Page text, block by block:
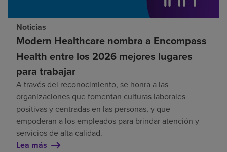
Noticias
Modern Healthcare nombra a Encompass
Health entre los 2026 mejores lugares
para trabajar
A través del reconocimiento, se honra a las
organizaciones que fomentan culturas laborales
positivas y centradas en las personas, y que
empoderan a los empleados para brindar atención y
servicios de alta calidad.
Lea más